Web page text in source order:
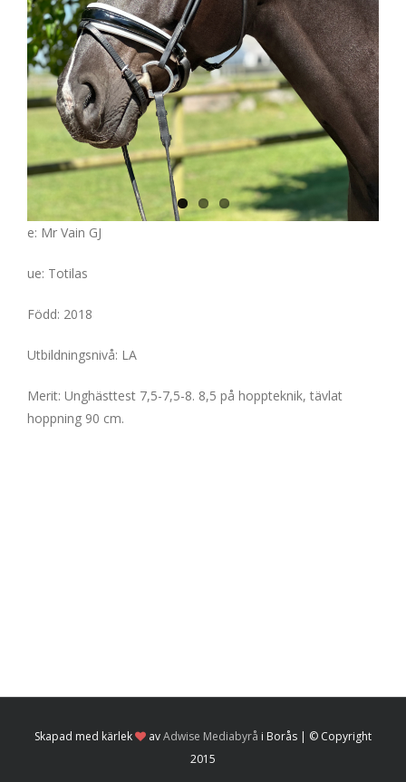
e: Mr Vain GJ
ue: Totilas
Född: 2018
Utbildningsnivå: LA
Merit: Unghästtest 7,5-7,5-8. 8,5 på hoppteknik, tävlat
hoppning 90 cm.
Skapad med kärlek avAdwise Mediabyrå i Borås | © Copyright
2015